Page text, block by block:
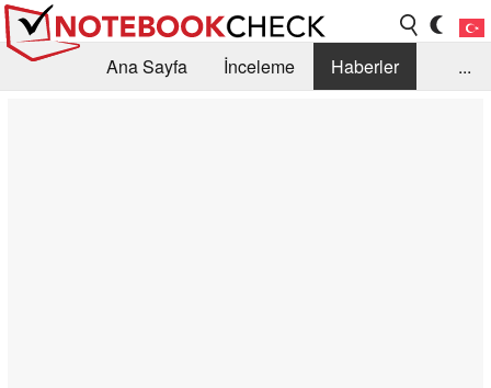
Ana Sayfa İnceleme
Haberler
...